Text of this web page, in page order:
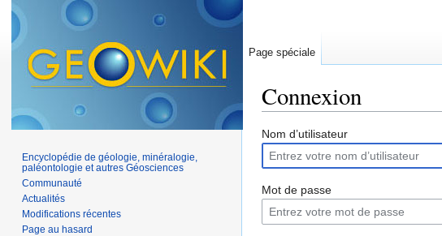
Connexion
Nom d’utilisateur
Mot de passe
Page spéciale
Encyclopédie de géologie, minéralogie,
paléontologie et autres Géosciences
Communauté
Actualités
Modifications récentes
Page au hasard